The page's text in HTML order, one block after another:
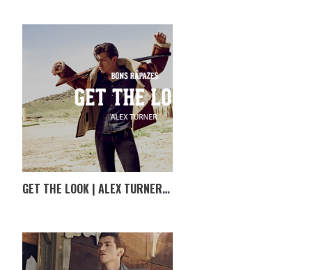
GET THE LOOK | ALEX TURNER III